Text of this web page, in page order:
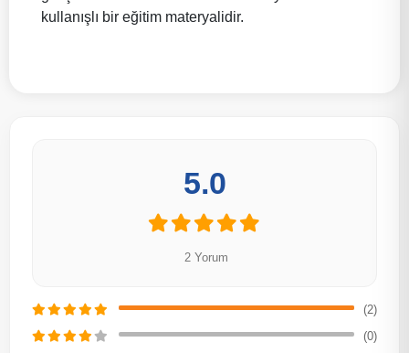
kullanışlı bir eğitim materyalidir.
5.0
2 Yorum
(2)
(0)